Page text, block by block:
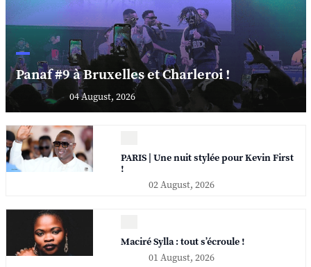
Panaf #9 à Bruxelles et Charleroi !
04 August, 2026
PARIS | Une nuit stylée pour Kevin First
!
02 August, 2026
Maciré Sylla : tout s’écroule !
01 August, 2026